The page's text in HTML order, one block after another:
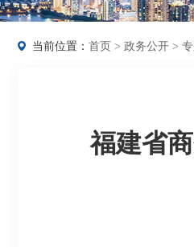
当前位置： 首页 > 政务公开 >
福建省